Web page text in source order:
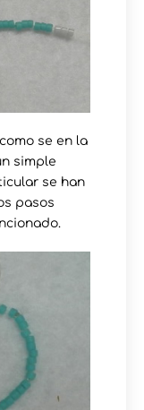
se en la
simple
se han
pasos